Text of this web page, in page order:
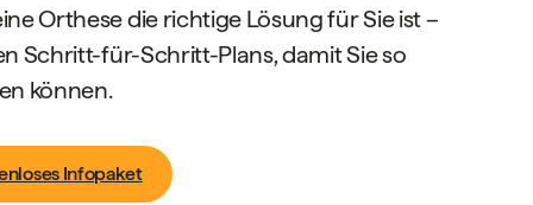
Orthese die richtige Lösung für Sie ist –
Schritt-für-Schritt-Plans, damit Sie so
können.
Infopaket